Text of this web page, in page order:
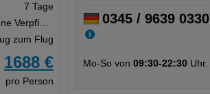
0345 / 9639 0330
Mo-So von 09:30-22:30 Uhr.
7 Tage
Studio, Ohne Verpflegung
zum Flug
1688 €
pro Person